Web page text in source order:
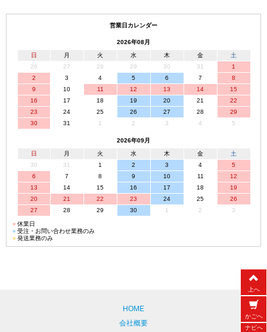
営業日カレンダー
2026年08月
日
月 火 水 木 金
土
26
27 28 29 30 31
1
2
3 4 5 6 7
8
9
10 11 12 13 14
15
16
17 18 19 20 21
22
23
24 25 26 27 28
29
30
31 1 2 3 4 5
2026年09月
日
月 火 水 木 金
土
30
31 1 2 3 4
5
6
7 8 9 10 11
12
13
14 15 16 17 18
19
20
21 22 23 24 25
26
27
28 29 30 1 2 3
■ 休業日
■ 受注・お問い合わせ業務のみ
■ 発送業務のみ
HOME
会社概要
上へ
かごへ
ナビへ